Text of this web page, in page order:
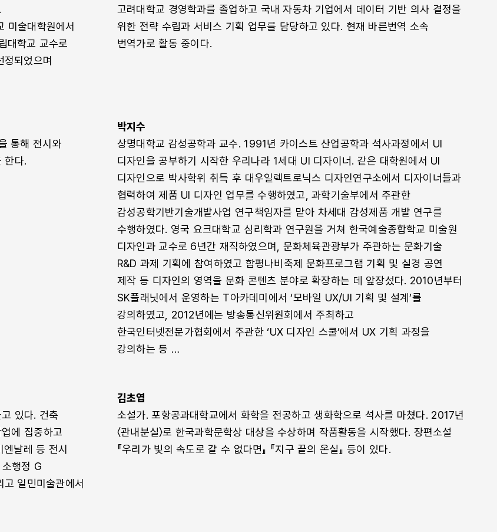
미술대학원에서
대학교 교수로
되었으며
고려대학교 경영학과를 졸업하고 국내 자동차 기업에서 데이터 기반 의사 결정을
위한 전략 수립과 서비스 기획 업무를 담당하고 있다. 현재 바른번역 소속
번역가로 활동 중이다.
통해 전시와
한다.
박지수
상명대학교 감성공학과 교수. 1991년 카이스트 산업공학과 석사과정에서 UI
디자인을 공부하기 시작한 우리나라 1세대 UI 디자이너. 같은 대학원에서 UI
디자인으로 박사학위 취득 후 대우일렉트로닉스 디자인연구소에서 디자이너들과
협력하여 제품 UI 디자인 업무를 수행하였고, 과학기술부에서 주관한
감성공학기반기술개발사업 연구책임자를 맡아 차세대 감성제품 개발 연구를
수행하였다. 영국 요크대학교 심리학과 연구원을 거쳐 한국예술종합학교 미술원
디자인과 교수로 6년간 재직하였으며, 문화체육관광부가 주관하는 문화기술
R&D 과제 기획에 참여하였고 함평나비축제 문화프로그램 기획 및 실경 공연
제작 등 디자인의 영역을 문화 콘텐츠 분야로 확장하는 데 앞장섰다. 2010년부터
SK플래닛에서 운영하는 T아카데미에서 ‘모바일 UX/UI 기획 및 설계’를
강의하였고, 2012년에는 방송통신위원회에서 주최하고
한국인터넷전문가협회에서 주관한 ‘UX 디자인 스쿨’에서 UX 기획 과정을
강의하는 등 …
있다. 건축
에 집중하고
날레 등 전시
행정 G
일민미술관에서
김초엽
소설가. 포항공과대학교에서 화학을 전공하고 생화학으로 석사를 마쳤다. 2017년
〈관내분실〉로 한국과학문학상 대상을 수상하며 작품활동을 시작했다. 장편소설
『우리가 빛의 속도로 갈 수 없다면』 『지구 끝의 온실』 등이 있다.